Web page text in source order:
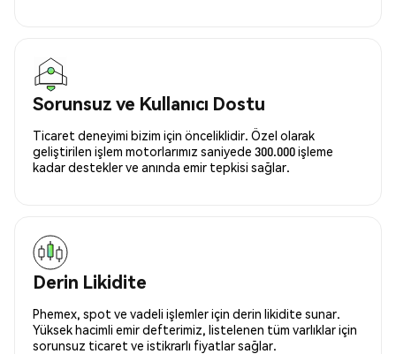
Sorunsuz ve Kullanıcı Dostu
Ticaret deneyimi bizim için önceliklidir. Özel olarak
geliştirilen işlem motorlarımız saniyede 300.000 işleme
kadar destekler ve anında emir tepkisi sağlar.
Derin Likidite
Phemex, spot ve vadeli işlemler için derin likidite sunar.
Yüksek hacimli emir defterimiz, listelenen tüm varlıklar için
sorunsuz ticaret ve istikrarlı fiyatlar sağlar.